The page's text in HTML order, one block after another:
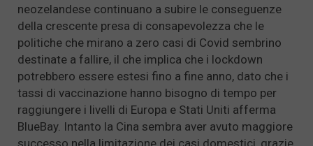
neozelandese continuano a subire le conseguenze
della crescente presa di consapevolezza che le
politiche che mirano a zero casi di Covid sembrino
destinate a fallire, il che implica che i lockdown
potrebbero essere estesi fino a fine anno, dato che i
tassi di vaccinazione hanno bisogno di tempo per
raggiungere i livelli di Europa e Stati Uniti afferma
BlueBay. Intanto la Cina sembra aver avuto maggiore
successo nella limitazione dei casi domestici, grazie